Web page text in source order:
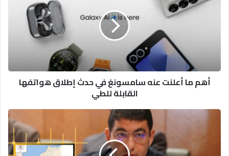
أعلنت
هواتفها
القابلةأهم ما أعلنت عنه سامسونغ في حدث إطلاق هواتفها
القابلة للطي
أول